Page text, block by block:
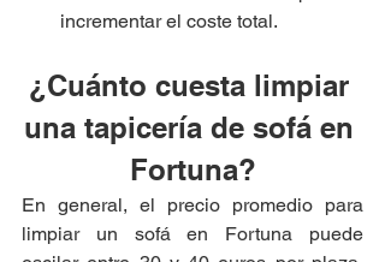
incrementar el coste total.
¿Cuánto cuesta limpiar
una tapicería de sofá en
Fortuna?
En general, el precio promedio para
limpiar un sofá en Fortuna puede